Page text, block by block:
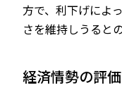
方で、利下げによ
さを維持しうると
経済情勢の評価